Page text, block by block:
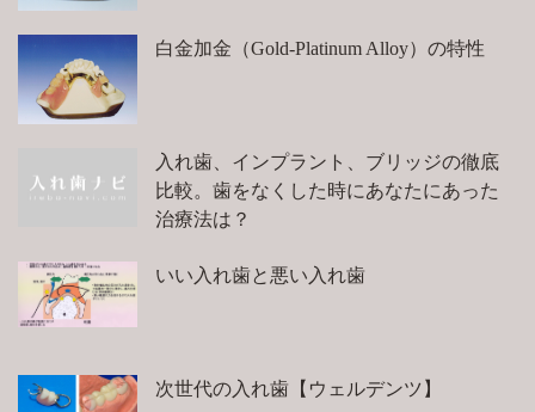
白金加金（Gold-Platinum Alloy）の特性
入れ歯、インプラント、ブリッジの徹底
比較。歯をなくした時にあなたにあった
治療法は？
いい入れ歯と悪い入れ歯
次世代の入れ歯【ウェルデンツ】